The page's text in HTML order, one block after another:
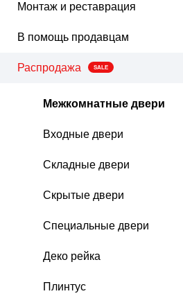
Монтаж и реставрация
В помощь продавцам
Распродажа SALE
Межкомнатные двери
Входные двери
Складные двери
Скрытые двери
Специальные двери
Деко рейка
Плинтус